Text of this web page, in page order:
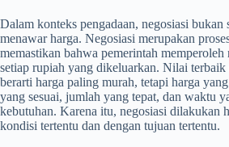
Dalam konteks pengadaan, negosiasi bukan
menawar harga. Negosiasi merupakan
memastikan bahwa pemerintah
setiap rupiah yang dikeluarkan. Nilai terbaik
berarti harga paling murah, tetapi harga
yang sesuai, jumlah yang tepat, dan waktu
kebutuhan. Karena itu, negosiasi dilakukan
kondisi tertentu dan dengan tujuan tertentu.